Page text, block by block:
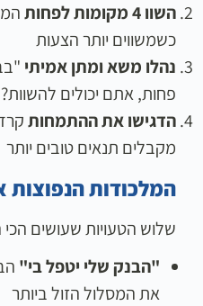
השוו 4 מקומות לפחות
כשמשווים יותר הצעות
נהלו משא ומתן אמיתי
פחות, אתם יכולים להשוות?" עובד
הדגישו את ההתמחות
מקבלים תנאים טובים יותר
המלכודות הנפוצות
שלוש הטעויות שעושים
"הבנק שלי יטפל בי"
את המסלול הזול ביותר